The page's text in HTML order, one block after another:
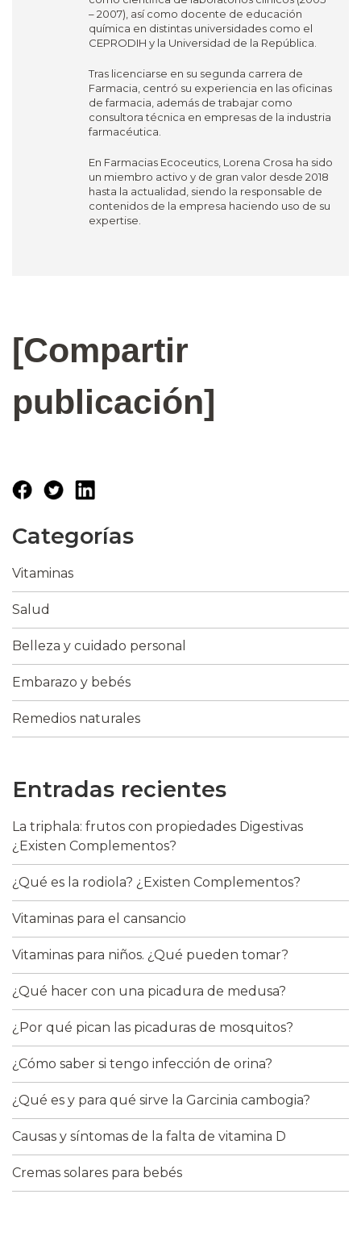
– 2007), así como docente de educación
química en distintas universidades como el
CEPRODIH y la Universidad de la República.
Tras licenciarse en su segunda carrera de
Farmacia, centró su experiencia en las oficinas
de farmacia, además de trabajar como
consultora técnica en empresas de la industria
farmacéutica.
En Farmacias Ecoceutics, Lorena Crosa ha sido
un miembro activo y de gran valor desde 2018
hasta la actualidad, siendo la responsable de
contenidos de la empresa haciendo uso de su
expertise.
[Compartir
publicación]
Categorías
Vitaminas
Salud
Belleza y cuidado personal
Embarazo y bebés
Remedios naturales
Entradas recientes
La triphala: frutos con propiedades Digestivas
¿Existen Complementos?
¿Qué es la rodiola? ¿Existen Complementos?
Vitaminas para el cansancio
Vitaminas para niños. ¿Qué pueden tomar?
¿Qué hacer con una picadura de medusa?
¿Por qué pican las picaduras de mosquitos?
¿Cómo saber si tengo infección de orina?
¿Qué es y para qué sirve la Garcinia cambogia?
Causas y síntomas de la falta de vitamina D
Cremas solares para bebés